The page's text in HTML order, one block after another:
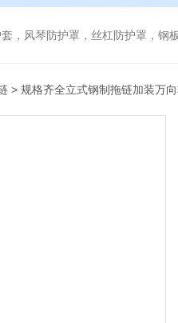
，风琴防护罩，丝杠防护罩，钢
> 规格齐全立式钢制拖链加装万